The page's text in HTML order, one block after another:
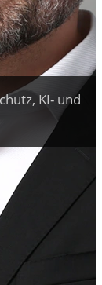
KI- und